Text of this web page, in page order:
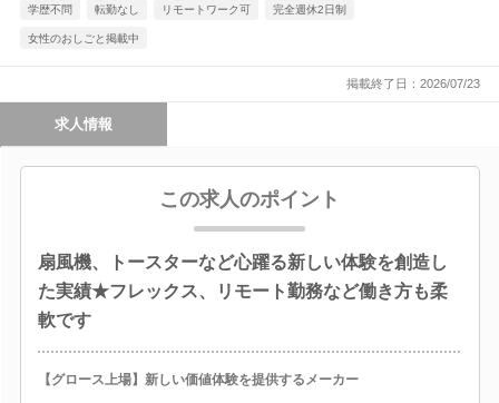
学歴不問 転勤なし リモートワーク可 完全週休2日制
女性のおしごと掲載中
掲載終了日：2026/07/23
求人情報
この求人のポイント
扇風機、トースターなど心躍る新しい体験を創造し
た実績★フレックス、リモート勤務など働き方も柔
軟です
【グロース上場】新しい価値体験を提供するメーカー